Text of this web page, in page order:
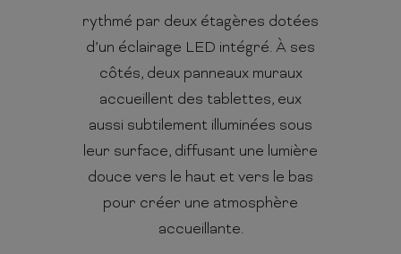
rythmé par deux étagères dotées
d’un éclairage LED intégré. À ses
côtés, deux panneaux muraux
accueillent des tablettes, eux
aussi subtilement illuminées sous
leur surface, diffusant une lumière
douce vers le haut et vers le bas
pour créer une atmosphère
accueillante.